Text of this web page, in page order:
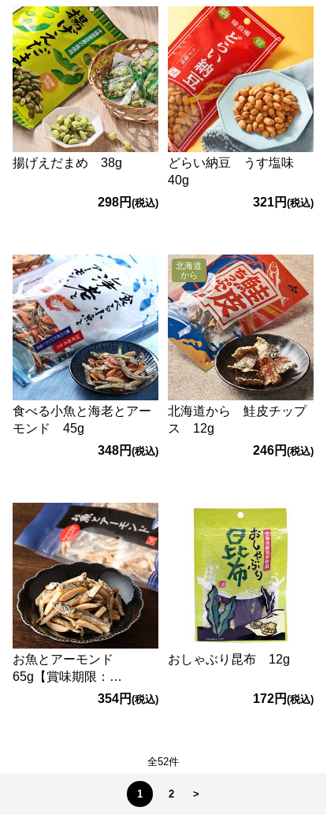
揚げえだまめ 38g
298円(税込)
どらい納豆 うす塩味
40g
321円 (税込)
食べる小魚と海老とアー
モンド 45g
348円(税込)
北海道
から
北海道から 鮭皮チップ
ス 12g
246円 (税込)
お魚とアーモンド
65g【賞味期限：
354円(税込)
おしゃぶり昆布 12g
172円 (税込)
全52件
1 2 >